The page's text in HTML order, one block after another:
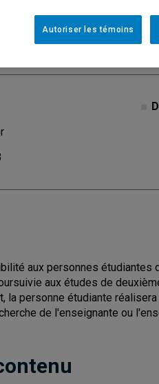
Horaire - Été 2026
aux personnes étudiantes
aux études de
la personne étudiante
de l'enseignante ou
Autoriser les témoins